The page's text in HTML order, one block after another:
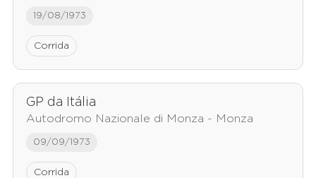
19/08/1973
Corrida
GP da Itália
Autodromo Nazionale di Monza - Monza
09/09/1973
Corrida